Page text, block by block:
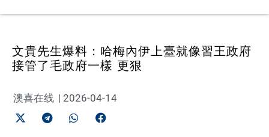
文貴先生爆料：哈梅內伊上臺就像習王政府
接管了毛政府一樣 更狠
澳喜在线 | 2026-04-14